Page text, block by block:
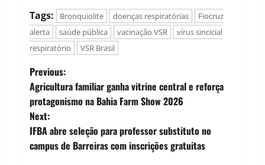
Moreira, foi reeleito
para o mandato de
2025-2028. Ele foi o
único a apresentar
candidatura:
recebeu 2.901 votos
de servidores
públicos da
instituição, em um
total de…
Tags: Bronquiolite doenças respiratórias
Fiocruz
alerta
saúde pública vacinação VSR
vírus sincicial
respiratório
VSR Brasil
P
o
s
t
Previous:
Agricultura familiar ganha vitrine central e reforça
protagonismo na Bahia Farm Show 2026
Next:
IFBA abre seleção para professor substituto no
campus de Barreiras com inscrições gratuitas